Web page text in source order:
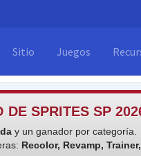
Sitio Juegos
DE SPRITES SP
y un ganador por categoría.
Recolor, Revamp,